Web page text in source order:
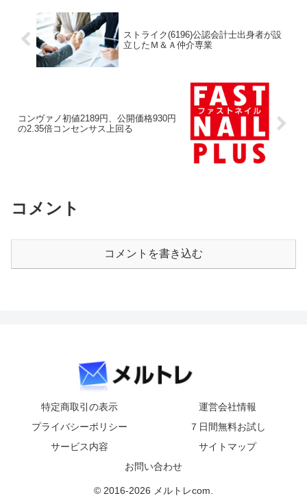
ストライク(6196)公認会計士出身者が設
立したＭ＆Ａ仲介専業
コンヴァノ初値2189円、公開価格930円
の2.35倍コンセンサス上回る
コメント
コメントを書き込む
特定商取引の表示
運営会社情報
プライバシーポリシー
７日間無料お試し
サービス内容
サイトマップ
お問い合わせ
© 2016-2026 メルトレcom.